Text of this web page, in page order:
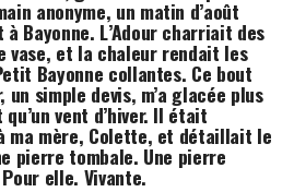
anonyme, un matin d’août
Bayonne. L’Adour charriait des
vase, et la chaleur rendait les
Bayonne collantes. Ce bout
un simple devis, m’a glacée plus
vent d’hiver. Il était
ma mère, Colette, et détaillait le
pierre tombale. Une pierre
elle. Vivante.